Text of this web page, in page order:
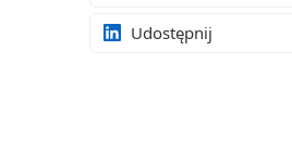
Udostępnij